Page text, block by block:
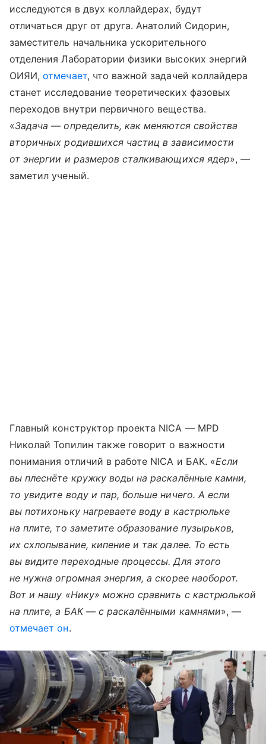
исследуются в двух коллайдерах, будут
отличаться друг от друга. Анатолий Сидорин,
заместитель начальника ускорительного
отделения Лаборатории физики высоких энергий
ОИЯИ,отмечает, что важной задачей коллайдера
станет исследование теоретических фазовых
переходов внутри первичного вещества.
«Задача — определить, как меняются свойства
вторичных родившихся частиц в зависимости
от энергии и размеров сталкивающихся ядер», —
заметил ученый.
Главный конструктор проекта NICA — MPD
Николай Топилин также говорит о важности
понимания отличий в работе NICA и БАК. «Если
вы плеснёте кружку воды на раскалённые камни,
то увидите воду и пар, больше ничего. А если
вы потихоньку нагреваете воду в кастрюльке
на плите, то заметите образование пузырьков,
их схлопывание, кипение и так далее. То есть
вы видите переходные процессы. Для этого
не нужна огромная энергия, а скорее наоборот.
Вот и нашу «Нику» можно сравнить с кастрюлькой
на плите, а БАК — с раскалёнными камнями», —
отмечает он.